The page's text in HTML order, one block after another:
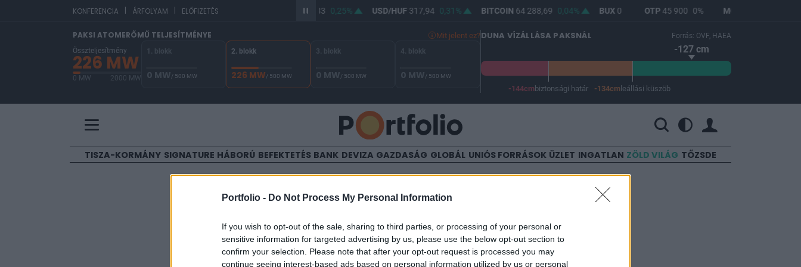
Portfolio - Do Not Process My Personal Information
If you wish to opt-out of the sale, sharing to third parties, or processing of your personal or
sensitive information for targeted advertising by us, please use the below opt-out section to
confirm your selection. Please note that after your opt-out request is processed you may
continue seeing interest-based ads based on personal information utilized by us or personal
KONFERENCIA | ÁRFOLYAM | ELŐFIZETÉS 366,33 0,25% USD/HUF317,94 0,31% BITCOIN64 288,69 0,04% BUX0 OTP45 900 0% MOL
PAKSI ATOMERŐMŰ TELJESÍTMÉNYE Mit jelent ez?
Összteljesítmény
226 MW
0 MW 2000 MW
1. blokk
0 MW/ 500 MW
2. blokk
226 MW/ 500 MW
3. blokk
0 MW/ 500 MW
4. blokk
0 MW/ 500 MW
DUNA VÍZÁLLÁSA PAKSNÁL Forrás: OVF, HAEA
-127 cm
-144cm biztonsági határ -134cm leállási küszöb
TISZA-KORMÁNY SIGNATURE HÁBORÚ BEFEKTETÉS BANK DEVIZA GAZDASÁG GLOBÁL UNIÓS FORRÁSOK ÜZLET INGATLAN ZÖLD VILÁG TŐZSDE
2019. február 20. 18:04